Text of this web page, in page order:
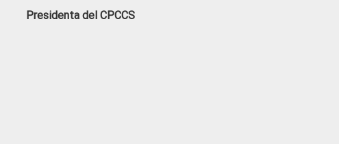
Presidenta del CPCCS